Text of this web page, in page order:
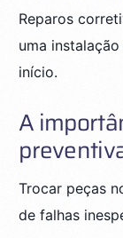
Reparos
uma
início.
A
Trocar peças
de falhas